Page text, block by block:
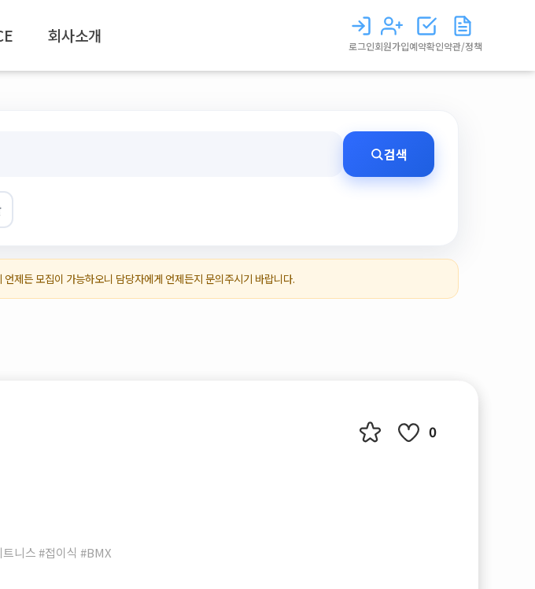
회사소개
로그인회원가입예약확인약관/정책
검색
제든 모집이 가능하오니 담당자에게 언제든지 문의주시기 바랍니다.
니스 #접이식 #BMX
0